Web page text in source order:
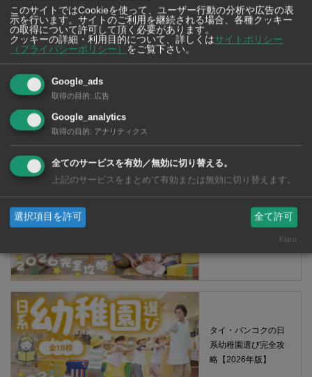
【タイ・バンコク】 マルシェトンロー内の「TOPS」で買える薬
2026年版
タイ・バンコクの保
育園選び完全攻略
タイ・バンコクの日
系幼稚園選び完全攻
略【2026年版】
このサイトではCookieを使って、ユーザー行動の分析や広告の表
示を行います。サイトのご利用を継続される場合、各種クッキー
の取得について許可して頂く必要があります。
クッキーの詳細・利用目的について、詳しくはサイトポリシー
（プライバシーポリシー）
をご覧下さい。
Google_ads
取得の目的: 広告
Google_analytics
取得の目的: アナリティクス
全てのサービスを有効／無効に切り替える。
上記のサービスをまとめて有効または無効に切り替えます。
選択項目を許可 全て許可
Klaro